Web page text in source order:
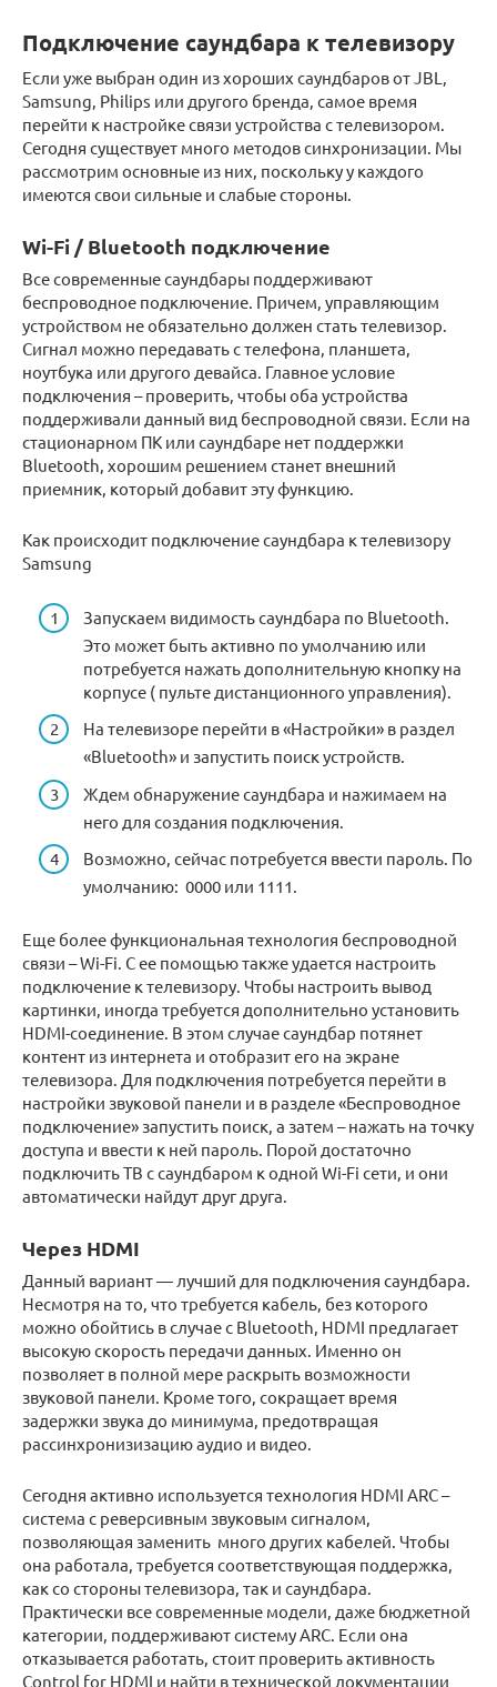
Подключение саундбара к телевизору
Если уже выбран один из хороших саундбаров от JBL,
Samsung, Philips или другого бренда, самое время
перейти к настройке связи устройства с телевизором.
Сегодня существует много методов синхронизации. Мы
рассмотрим основные из них, поскольку у каждого
имеются свои сильные и слабые стороны.
Wi-Fi / Bluetooth подключение
Все современные саундбары поддерживают
беспроводное подключение. Причем, управляющим
устройством не обязательно должен стать телевизор.
Сигнал можно передавать с телефона, планшета,
ноутбука или другого девайса. Главное условие
подключения – проверить, чтобы оба устройства
поддерживали данный вид беспроводной связи. Если на
стационарном ПК или саундбаре нет поддержки
Bluetooth, хорошим решением станет внешний
приемник, который добавит эту функцию.
Как происходит подключение саундбара к телевизору
Samsung
Запускаем видимость саундбара по Bluetooth.
Это может быть активно по умолчанию или
потребуется нажать дополнительную кнопку на
корпусе ( пульте дистанционного управления).
На телевизоре перейти в «Настройки» в раздел
«Bluetooth» и запустить поиск устройств.
Ждем обнаружение саундбара и нажимаем на
него для создания подключения.
Возможно, сейчас потребуется ввести пароль. По
умолчанию: 0000 или 1111.
Еще более функциональная технология беспроводной
связи – Wi-Fi. С ее помощью также удается настроить
подключение к телевизору. Чтобы настроить вывод
картинки, иногда требуется дополнительно установить
HDMI-соединение. В этом случае саундбар потянет
контент из интернета и отобразит его на экране
телевизора. Для подключения потребуется перейти в
настройки звуковой панели и в разделе «Беспроводное
подключение» запустить поиск, а затем – нажать на точку
доступа и ввести к ней пароль. Порой достаточно
подключить ТВ с саундбаром к одной Wi-Fi сети, и они
автоматически найдут друг друга.
Через HDMI
Данный вариант — лучший для подключения саундбара.
Несмотря на то, что требуется кабель, без которого
можно обойтись в случае с Bluetooth, HDMI предлагает
высокую скорость передачи данных. Именно он
позволяет в полной мере раскрыть возможности
звуковой панели. Кроме того, сокращает время
задержки звука до минимума, предотвращая
рассинхронизизацию аудио и видео.
Сегодня активно используется технология HDMI ARC –
система с реверсивным звуковым сигналом,
позволяющая заменить много других кабелей. Чтобы
она работала, требуется соответствующая поддержка,
как со стороны телевизора, так и саундбара.
Практически все современные модели, даже бюджетной
категории, поддерживают систему ARC. Если она
отказывается работать, стоит проверить активность
Control for HDMI и найти в технической документации